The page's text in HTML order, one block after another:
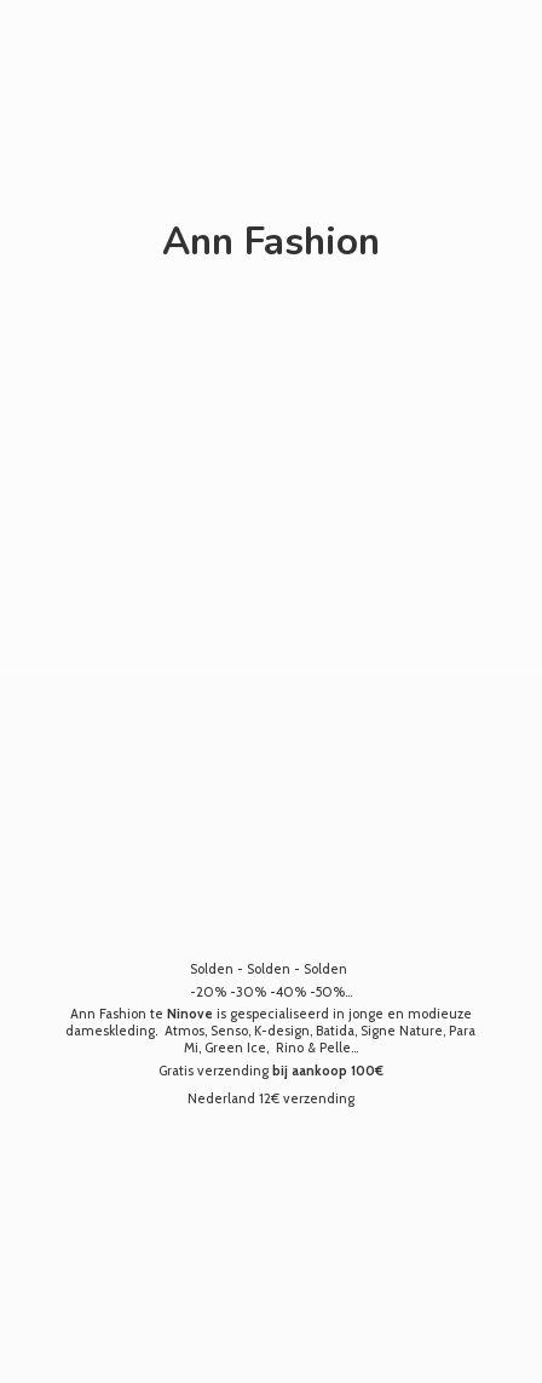
Ann Fashion
Solden - Solden - Solden
-20% -30% -40% -50%...
Ann Fashion te Ninove is gespecialiseerd in jonge en modieuze
dameskleding. Atmos, Senso, K-design, Batida, Signe Nature, Para
Mi, Green Ice, Rino & Pelle...
Gratis verzending bij aankoop 100€
Nederland 12€ verzending